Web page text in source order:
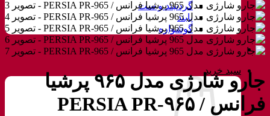
گردنبند و ست
پابند
گوشواره
سبد خرید
جارو شارژی مدل ۹۶۵ پرشیا
فرانس / PERSIA PR-۹۶۵